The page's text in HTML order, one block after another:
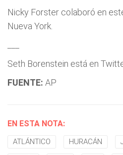
Nicky Forster colaboró en
Nueva York.
Seth Borenstein está en
FUENTE: AP
EN ESTA NOTA:
ATLÁNTICO HURACÁN